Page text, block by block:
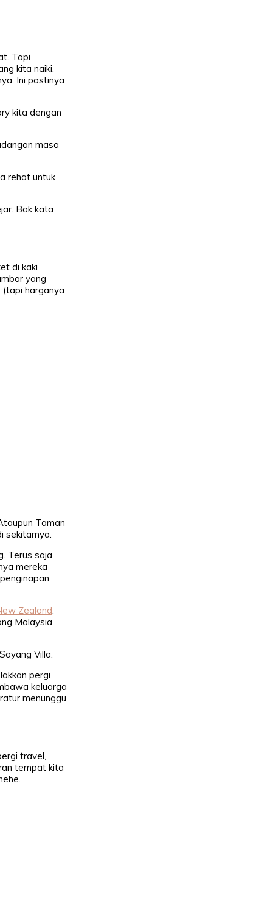
Tapi
kita naiki.
Ini pastinya
kita dengan
masa
rehat untuk
Bak kata
di kaki
yang
(tapi harganya
Taman
sekitarnya.
Terus saja
mereka
Zealand.
Malaysia
Villa.
pergi
keluarga
menunggu
travel,
tempat kita